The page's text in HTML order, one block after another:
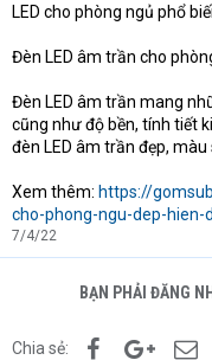
LED cho phòng ngủ phổ
Đèn LED âm trần cho
Đèn LED âm trần mang
cũng như độ bền, tính tiết
đèn LED âm trần đẹp,
Xem thêm: https://
cho-phong-ngu-dep-hien-
7/4/22
BẠN PHẢI ĐĂNG
Chia sẻ: FacebookGoogle+